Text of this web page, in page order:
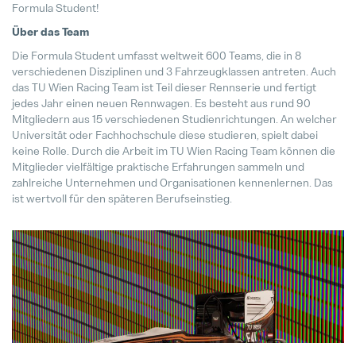
28. Juli 2026
Pollmann startet Tech-Day-Format
15. Dezember 2025
Pollmann & MAXXOM auf der IAA
27. August 2025
21. August 2025
Matthias Haider ist neuer CFO
24. Juli 2025
Formula Student!
Über das Team
Die Formula Student umfasst weltweit 600 Teams, die in 8
verschiedenen Disziplinen und 3 Fahrzeugklassen antreten. Auch
das TU Wien Racing Team ist Teil dieser Rennserie und fertigt
jedes Jahr einen neuen Rennwagen. Es besteht aus rund 90
Mitgliedern aus 15 verschiedenen Studienrichtungen. An welcher
Universität oder Fachhochschule diese studieren, spielt dabei
keine Rolle. Durch die Arbeit im TU Wien Racing Team können die
Mitglieder vielfältige praktische Erfahrungen sammeln und
zahlreiche Unternehmen und Organisationen kennenlernen. Das
ist wertvoll für den späteren Berufseinstieg.